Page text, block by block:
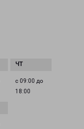
с 09:00 до
18:00